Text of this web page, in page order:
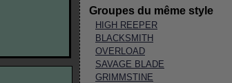
Groupes du même style
HIGH REEPER
BLACKSMITH
OVERLOAD
SAVAGE BLADE
GRIMMSTINE